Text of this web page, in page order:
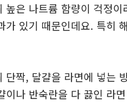
높은 나트륨 함량이 걱정
가 있기 때문인데요. 특히
단짝, 달걀을 라면에 넣는
이나 반숙란을 다 끓인 라